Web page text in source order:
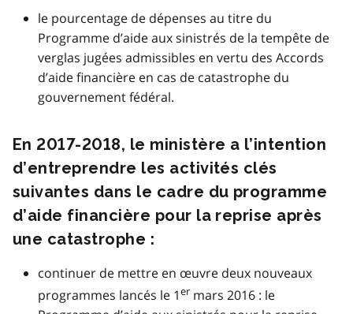
le pourcentage de dépenses au titre du
Programme d’aide aux sinistrés de la tempête de
verglas jugées admissibles en vertu des Accords
d’aide financière en cas de catastrophe du
gouvernement fédéral.
En 2017-2018, le ministère a l’intention
d’entreprendre les activités clés
suivantes dans le cadre du programme
d’aide financière pour la reprise après
une catastrophe :
continuer de mettre en œuvre deux nouveaux
programmes lancés le 1er mars 2016 : le